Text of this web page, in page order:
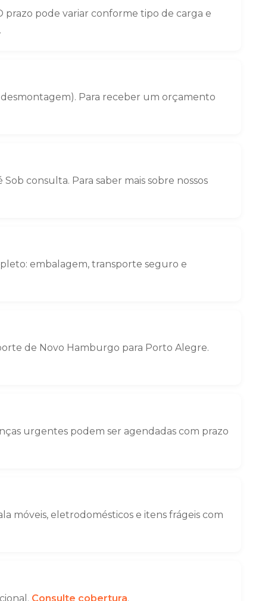
prazo pode variar conforme tipo de carga e
.
Para receber um orçamento
consulta. Para saber mais sobre nossos
embalagem, transporte seguro e
de Novo Hamburgo para Porto Alegre.
urgentes podem ser agendadas com prazo
móveis, eletrodomésticos e itens frágeis com
Consulte cobertura.